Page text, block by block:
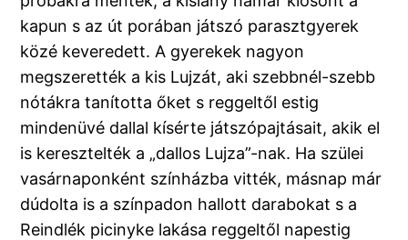
kapun s az út porában játszó parasztgyerek
közé keveredett. A gyerekek nagyon
megszerették a kis Lujzát, aki szebbnél-szebb
nótákra tanította őket s reggeltől estig
mindenüvé dallal kísérte játszópajtásait, akik el
is keresztelték a „dallos Lujza”-nak. Ha szülei
vasárnaponként színházba vitték, másnap már
dúdolta is a színpadon hallott darabokat s a
Reindlék picinyke lakása reggeltől napestig